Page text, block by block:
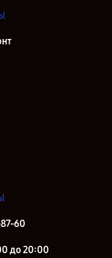
60
до 20:00